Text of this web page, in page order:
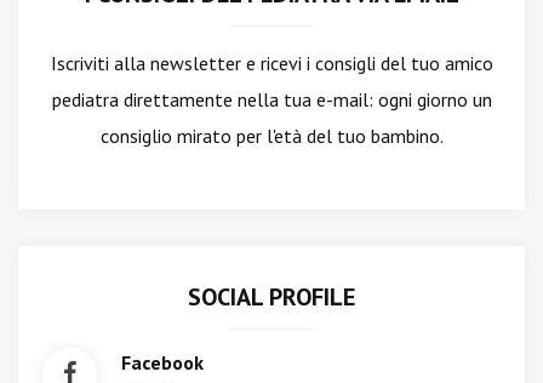
Iscriviti alla newslettere ricevi i consigli del tuo amico
pediatra direttamente nella tua e-mail: ogni giorno un
consiglio mirato per l'età del tuo bambino.
SOCIAL PROFILE
Facebook